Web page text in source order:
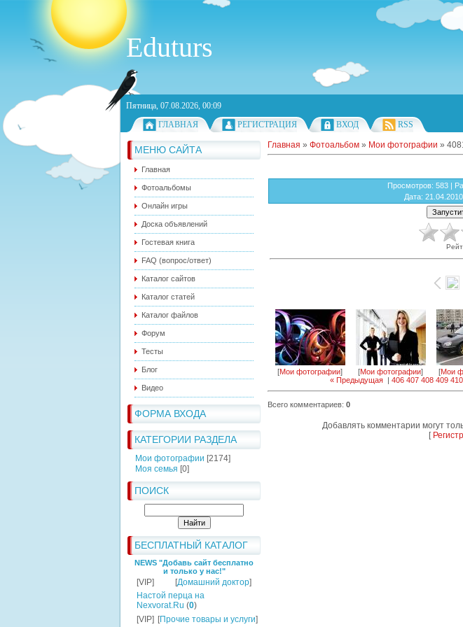
Eduturs
Пятница, 07.08.2026, 00:09
ГЛАВНАЯ
РЕГИСТРАЦИЯ ВХОД RSS
МЕНЮ САЙТА
Главная
Фотоальбомы
Онлайн игры
Доска объявлений
Гостевая книга
FAQ (вопрос/ответ)
Каталог сайтов
Каталог статей
Каталог файлов
Форум
Тесты
Блог
Видео
ФОРМА ВХОДА
КАТЕГОРИИ РАЗДЕЛА
Мои фотографии [2174]
Моя семья [0]
ПОИСК
БЕСПЛАТНЫЙ КАТАЛОГ
NEWS "Добавь сайт бесплатно
и только у нас!"
[VIP] [Домашний доктор]
Настой перца на
Nexvorat.Ru (0)
[VIP] [Прочие товары и услуги]
Главная » Фотоальбом » Мои фотографии »
Просмотров: 583 |
Дата:
[Мои фотографии] [Мои фотографии] [Мои
« Предыдущая| 406 407 408 409 410
Всего комментариев: 0
Добавлять комментарии могут
[